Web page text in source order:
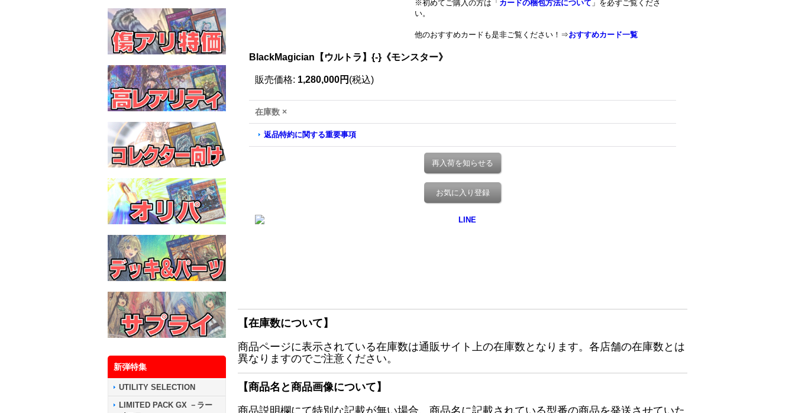
新弾特集
UTILITY SELECTION
LIMITED PACK GX －ラー
※初めてご購入の方は「 カードの梱包方法について 」を必ずご覧くださ
い。
他のおすすめカードも是非ご覧ください！⇒おすすめカード一覧
BlackMagician【ウルトラ】{-}《モンスター》
販売価格: 1,280,000円 (税込)
在庫数 ×
返品特約に関する重要事項
再入荷を知らせる
お気に入り登録
【在庫数について】
商品ページに表示されている在庫数は通販サイト上の在庫数となります。各店舗の在庫数とは
異なりますのでご注意ください。
【商品名と商品画像について】
商品説明欄にて特別な記載が無い場合、商品名に記載されている型番の商品を発送させていた